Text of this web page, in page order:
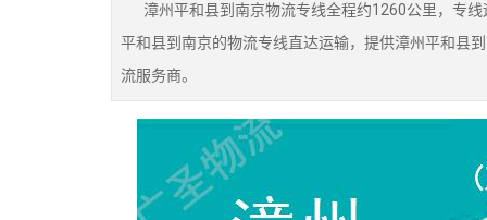
漳州平和县到南京物流专线全程约1260公里，专线
平和县到南京的物流专线直达运输，提供漳州平和县
流服务商。